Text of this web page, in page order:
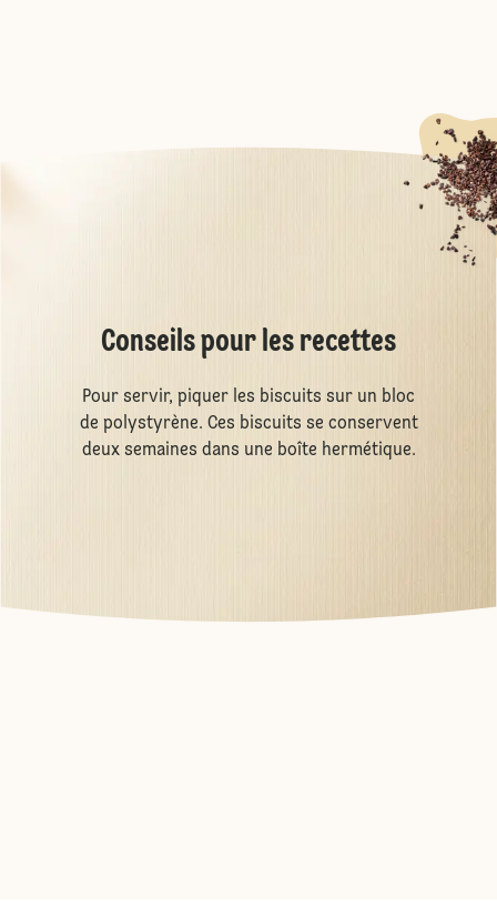
Conseils pour les recettes
Pour servir, piquer les biscuits sur un bloc
de polystyrène. Ces biscuits se conservent
deux semaines dans une boîte hermétique.